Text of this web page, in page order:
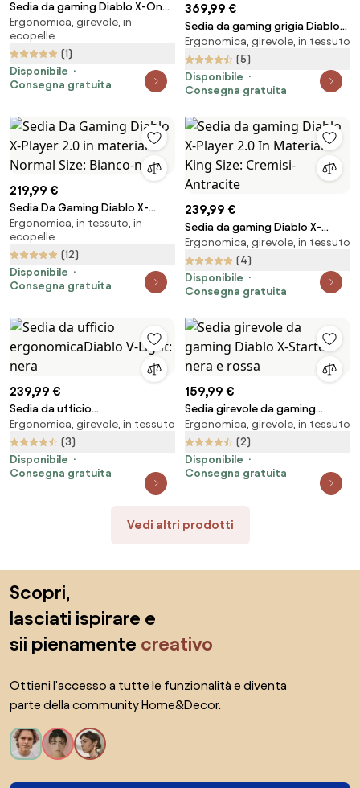
Sedia da gaming Diablo X-One
2.0 Normal Size: Nero
Ergonomica, girevole, in
ecopelle
(1)
Disponibile
Consegna gratuita
369,99 €
Sedia da gaming grigia Diablo
X.One Prime, Normal Size,
Nightwolf Moon
Ergonomica, girevole, in tessuto
(5)
Disponibile
Consegna gratuita
219,99 €
Sedia Da Gaming Diablo X-
Player 2.0 in materiale Normal
Size: Bianco-nero
Ergonomica, in tessuto, in
ecopelle
(12)
Disponibile
Consegna gratuita
239,99 €
Sedia da gaming Diablo X-
Player 2.0 In Materiale King Size:
Cremisi-Antracite
Ergonomica, girevole, in tessuto
(4)
Disponibile
Consegna gratuita
239,99 €
Sedia da ufficio
ergonomicaDiablo V-Light: nera
Ergonomica, girevole, in tessuto
(3)
Disponibile
Consegna gratuita
159,99 €
Sedia girevole da gaming
Diablo X-Starter nera e rossa
Ergonomica, girevole, in tessuto
(2)
Disponibile
Consegna gratuita
Vedi altri prodotti
Scopri,
lasciati ispirare e
sii pienamente creativo
Ottieni l'accesso a tutte le funzionalità e diventa
parte della community Home&Decor.